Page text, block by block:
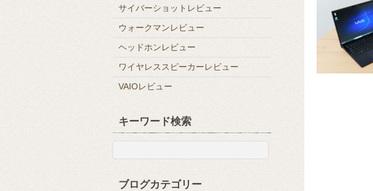
サイバーショットレビュー
ウォークマンレビュー
ヘッドホンレビュー
ワイヤレススピーカーレビュー
VAIOレビュー
キーワード検索
ブログカテゴリー